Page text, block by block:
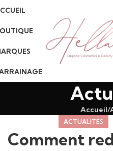
Accueil
ACTUALITÉS
Comment
Livraison partout en Tunisie